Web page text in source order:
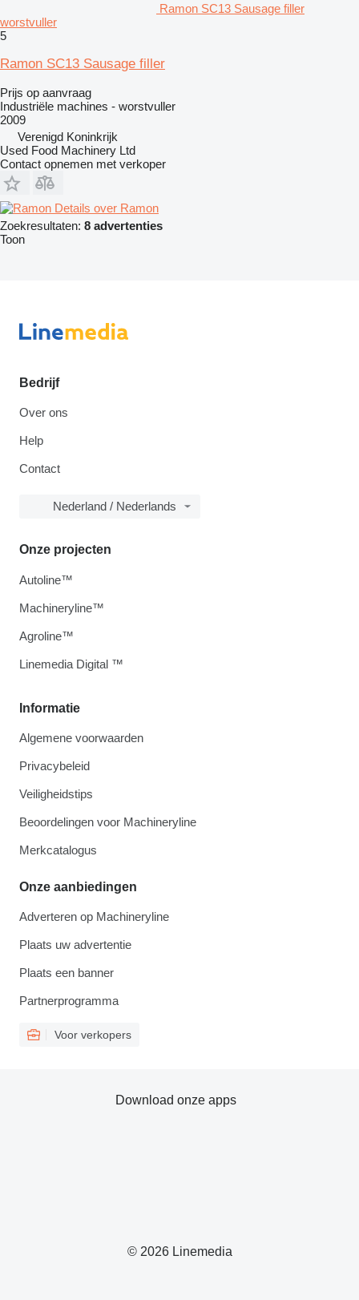
Ramon SC13 Sausage filler
worstvuller
5
Ramon SC13 Sausage filler
Prijs op aanvraag
Industriële machines - worstvuller
2009
Verenigd Koninkrijk
Used Food Machinery Ltd
Contact opnemen met verkoper
Details over Ramon
Zoekresultaten: 8 advertenties
Toon
Bedrijf
Over ons
Help
Contact
Nederland / Nederlands
Informatie
Algemene voorwaarden
Privacybeleid
Veiligheidstips
Beoordelingen voor Machineryline
Merkcatalogus
Onze aanbiedingen
Adverteren op Machineryline
Plaats uw advertentie
Plaats een banner
Partnerprogramma
Voor verkopers
Onze projecten
Autoline™
Machineryline™
Agroline™
Linemedia Digital ™
© 2026 Linemedia
Download onze apps